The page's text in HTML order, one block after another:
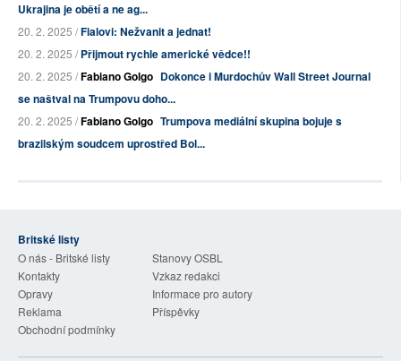
Ukrajina je obětí a ne ag...
20. 2. 2025 /Fialovi: Nežvanit a jednat!
20. 2. 2025 /Přijmout rychle americké vědce!!
20. 2. 2025 /Fabiano Golgo Dokonce i Murdochův Wall Street Journal
se naštval na Trumpovu doho...
20. 2. 2025 /Fabiano Golgo Trumpova mediální skupina bojuje s
brazilským soudcem uprostřed Bol...
Britské listy
O nás - Britské listy
Stanovy OSBL
Kontakty
Vzkaz redakci
Opravy
Informace pro autory
Reklama
Příspěvky
Obchodní podmínky